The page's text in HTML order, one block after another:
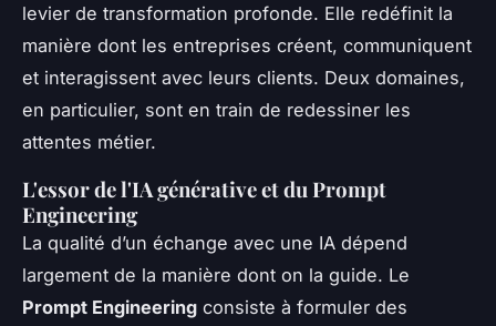
levier de transformation profonde. Elle redéfinit la
manière dont les entreprises créent, communiquent
et interagissent avec leurs clients. Deux domaines,
en particulier, sont en train de redessiner les
attentes métier.
L'essor de l'IA générative et du Prompt
Engineering
La qualité d’un échange avec une IA dépend
largement de la manière dont on la guide. Le
Prompt Engineering consiste à formuler des